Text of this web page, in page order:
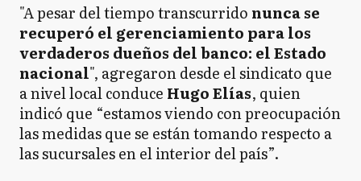
"A pesar del tiempo transcurrido nunca se
recuperó el gerenciamiento para los
verdaderos dueños del banco: el Estado
nacional", agregaron desde el sindicato que
a nivel local conduce Hugo Elías, quien
indicó que “estamos viendo con preocupación
las medidas que se están tomando respecto a
las sucursales en el interior del país”.